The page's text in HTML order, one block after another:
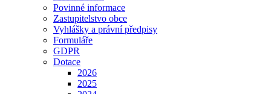
Povinné informace
Zastupitelstvo obce
Vyhlášky a právní předpisy
Formuláře
GDPR
Dotace
2026
2025